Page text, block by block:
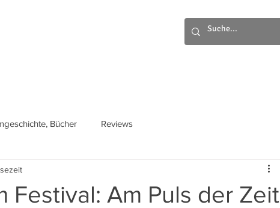
Bücher Reviews
Festival: Am Puls der Zeit